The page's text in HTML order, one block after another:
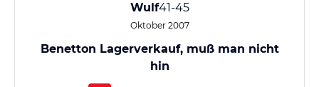
Wulf41-45
Oktober 2007
Benetton Lagerverkauf, muß man nicht
hin